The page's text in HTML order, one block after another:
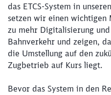
das ETCS-System in
setzen wir einen wichtigen
zu mehr Digitalisierung
Bahnverkehr und zeigen,
die Umstellung auf den
Zugbetrieb auf Kurs liegt.
Bevor das System in den